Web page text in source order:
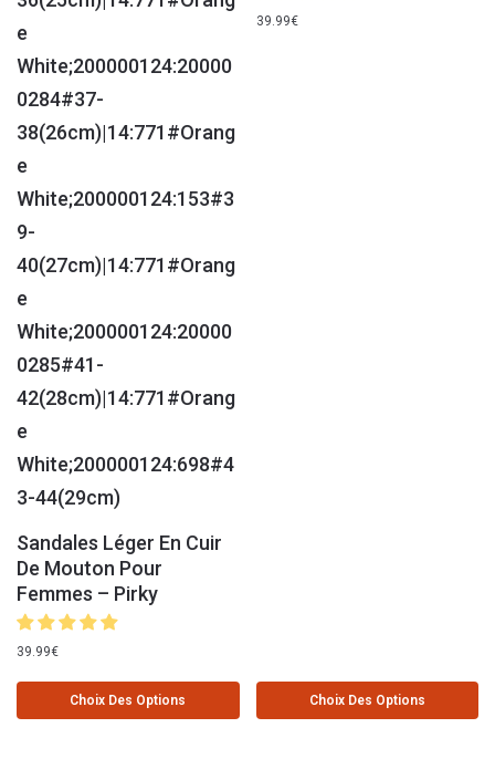
Sandales Léger En Cuir
De Mouton Pour
Femmes – Pirky
39.99€
Choix Des Options
39.99€
Choix Des Options